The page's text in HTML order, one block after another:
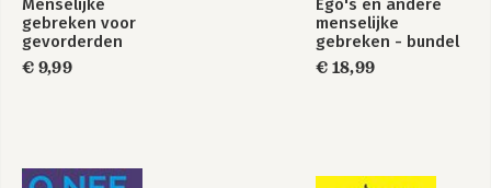
Menselijke
gebreken voor
gevorderden
€ 9,99
Ego's en andere
menselijke
gebreken - bundel
van 2 titels
€ 18,99